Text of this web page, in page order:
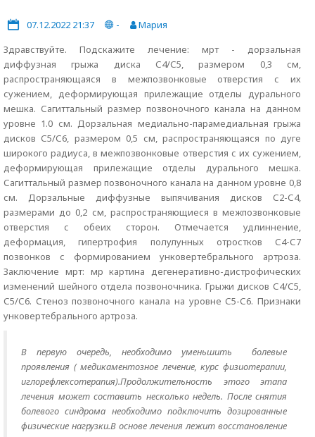
07.12.2022 21:37 -
Мария
Здравствуйте. Подскажите лечение: мрт - дорзальная
диффузная грыжа диска С4/С5, размером 0,3 см,
распространяющаяся в межпозвонковые отверстия с их
сужением, деформирующая прилежащие отделы дурального
мешка. Сагиттальный размер позвоночного канала на данном
уровне 1.0 см. Дорзальная медиально-парамедиальная грыжа
дисков С5/С6, размером 0,5 см, распространяющаяся по дуге
широкого радиуса, в межпозвонковые отверстия с их сужением,
деформирующая прилежащие отделы дурального мешка.
Сагиттальный размер позвоночного канала на данном уровне 0,8
см. Дорзальные диффузные выпячивания дисков С2-С4,
размерами до 0,2 см, распространяющиеся в межпозвонковые
отверстия с обеих сторон. Отмечается удлиннение,
деформация, гипертрофия полулунных отростков С4-С7
позвонков с формированием унковертебрального артроза.
Заключение мрт: мр картина дегенеративно-дистрофических
изменений шейного отдела позвоночника. Грыжи дисков С4/С5,
С5/С6. Стеноз позвоночного канала на уровне С5-С6. Признаки
унковертебрального артроза.
В первую очередь, необходимо уменьшить болевые
проявления ( медикаментозное лечение, курс физиотерапии,
иглорефлексотерапия).Продолжительность этого этапа
лечения может составить несколько недель. После снятия
болевого синдрома необходимо подключить дозированные
физические нагрузки.В основе лечения лежит восстановление